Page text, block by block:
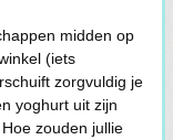
midden op
(iets
zorgvuldig je
yoghurt uit zijn
zouden jullie